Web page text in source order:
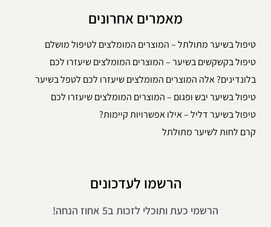
מאמרים אחרונים
טיפול בשיער מתולתל – המוצרים המומלצים לטיפול מושלם
טיפול בקשקשים בשיער – המוצרים המומלצים שיעזרו לכם
בלונדינים? אלה המוצרים המומלצים שיעזרו לכם לטפל בשיער
טיפול בשיער יבש ופגום – המוצרים המומלצים שיעזרו לכם
טיפול בשיער דליל – אילו אפשרויות קיימות?
קרם לחות לשיער מתולתל
הרשמו לעדכונים
הרשמי כעת ותוכלי לזכות ב5 אחוז הנחה!